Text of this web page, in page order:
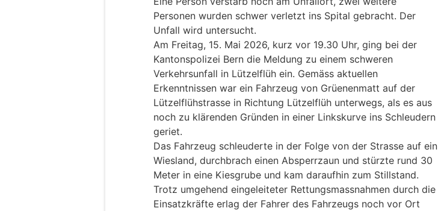
Personen wurden schwer verletzt ins Spital gebracht. Der
Unfall wird untersucht.
Am Freitag, 15. Mai 2026, kurz vor 19.30 Uhr, ging bei der
Kantonspolizei Bern die Meldung zu einem schweren
Verkehrsunfall in Lützelflüh ein. Gemäss aktuellen
Erkenntnissen war ein Fahrzeug von Grüenenmatt auf der
Lützelflühstrasse in Richtung Lützelflüh unterwegs, als es aus
noch zu klärenden Gründen in einer Linkskurve ins Schleudern
geriet.
Das Fahrzeug schleuderte in der Folge von der Strasse auf ein
Wiesland, durchbrach einen Absperrzaun und stürzte rund 30
Meter in eine Kiesgrube und kam daraufhin zum Stillstand.
Trotz umgehend eingeleiteter Rettungsmassnahmen durch die
Einsatzkräfte erlag der Fahrer des Fahrzeugs noch vor Ort